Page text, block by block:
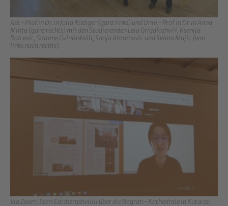
Ass.-Prof.in Dr.in Julia Rüdiger (ganz links) und Univ.-Prof.in Dr.in Anna
Minta (ganz rechts) mit den Studierenden Lela Grigalashvili, Ksenija
Raicevic, Salome Gviniashvili, Sanja Abramovic und Selma Mujic (von
links nach rechts).
Show larger version for:
Via Zoom: Eteri Edisherashvillli über die Bagrati-Kathedrale in Kutaissi,